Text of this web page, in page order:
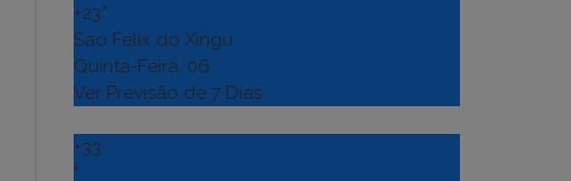
+23°
Sao Felix do Xingu
Quinta-Feira, 06
Ver Previsão de 7 Dias
+33
°